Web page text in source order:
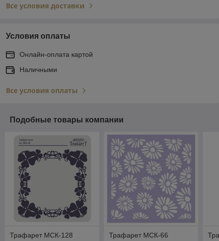
Все условия доставки
Условия оплаты
Онлайн-оплата картой
Наличными
Все условия оплаты
Подобные товары компании
Трафарет МСК-128 Трафарет МСК-66